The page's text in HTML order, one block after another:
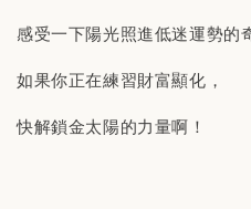
感受一下陽光照進低迷運勢的
如果你正在練習財富顯化，
快解鎖金太陽的力量啊！